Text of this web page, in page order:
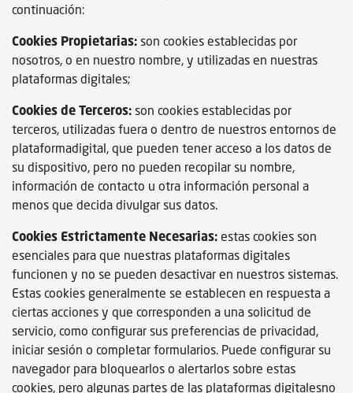
continuación:
Cookies Propietarias:son cookies establecidas por
nosotros, o en nuestro nombre, y utilizadas en nuestras
plataformas digitales;
Cookies de Terceros:son cookies establecidas por
terceros, utilizadas fuera o dentro de nuestros entornos de
plataformadigital, que pueden tener acceso a los datos de
su dispositivo, pero no pueden recopilar su nombre,
información de contacto u otra información personal a
menos que decida divulgar sus datos.
Cookies Estrictamente Necesarias:estas cookies son
esenciales para que nuestras plataformas digitales
funcionen y no se pueden desactivar en nuestros sistemas.
Estas cookies generalmente se establecen en respuesta a
ciertas acciones y que corresponden a una solicitud de
servicio, como configurar sus preferencias de privacidad,
iniciar sesión o completar formularios. Puede configurar su
navegador para bloquearlos o alertarlos sobre estas
cookies, pero algunas partes de las plataformas digitalesno